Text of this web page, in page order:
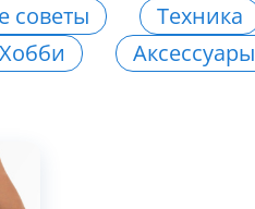
советы Техника
Хобби Аксессуары